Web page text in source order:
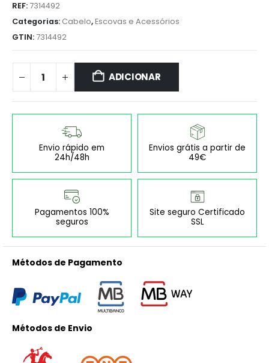
REF: 7314492
Categorias: Cabelo,Escovas e Acessórios
GTIN: 7314492
ADICIONAR
Envio rápido em
24h/48h
Envios grátis a partir de
49€
Pagamentos 100%
seguros
Site seguro Certificado
SSL
Métodos de Pagamento
Métodos de Envio